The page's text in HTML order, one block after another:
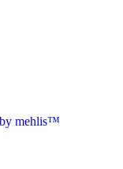
mehlis™